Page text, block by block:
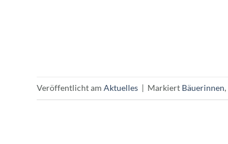
Veröffentlicht am Aktuelles | Markiert Bäuerinnen,